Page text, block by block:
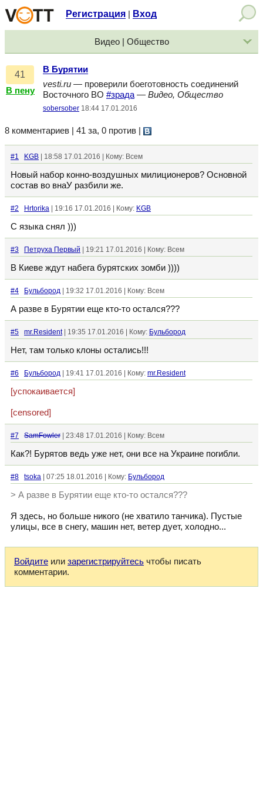
Регистрация Вход
Видео | Общество
41
В пену
В Бурятии
vesti.ru — проверили боеготовность соединений
Восточного ВО #зрада — Видео, Общество
sobersober 18:44 17.01.2016
8 комментариев | 41 за, 0 против
#1 KGB | 18:58 17.01.2016 | Кому: Всем
Новый набор конно-воздушных милиционеров? Основной
состав во внаУ разбили же.
#2 Hrtorika | 19:16 17.01.2016 | Кому: KGB
С языка снял )))
#3 Петруха Первый | 19:21 17.01.2016 | Кому: Всем
В Киеве ждут набега бурятских зомби ))))
#4 Бульбород | 19:32 17.01.2016 | Кому: Всем
А разве в Бурятии еще кто-то остался???
#5 mr.Resident| 19:35 17.01.2016 | Кому: Бульбород
Нет, там только клоны остались!!!
#6 Бульбород | 19:41 17.01.2016 | Кому: mr.Resident
[успокаивается]
[censored]
#7 SamFowler | 23:48 17.01.2016 | Кому: Всем
Как?! Бурятов ведь уже нет, они все на Украине погибли.
#8 tsoka | 07:25 18.01.2016 | Кому: Бульбород
> А разве в Бурятии еще кто-то остался???
Я здесь, но больше никого (не хватило танчика). Пустые
улицы, все в снегу, машин нет, ветер дует, холодно...
Войдите или зарегистрируйтесь чтобы писать
комментарии.